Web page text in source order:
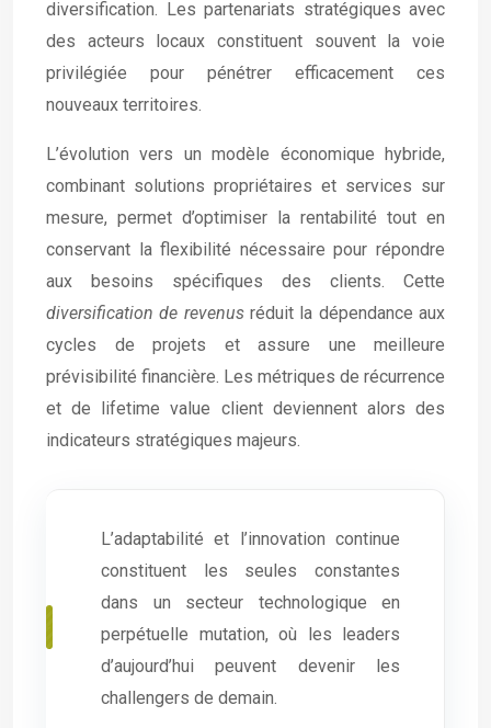
diversification. Les partenariats stratégiques avec
des acteurs locaux constituent souvent la voie
privilégiée pour pénétrer efficacement ces
nouveaux territoires.
L’évolution vers un modèle économique hybride,
combinant solutions propriétaires et services sur
mesure, permet d’optimiser la rentabilité tout en
conservant la flexibilité nécessaire pour répondre
aux besoins spécifiques des clients. Cette
diversification de revenusréduit la dépendance aux
cycles de projets et assure une meilleure
prévisibilité financière. Les métriques de récurrence
et de lifetime value client deviennent alors des
indicateurs stratégiques majeurs.
L’adaptabilité et l’innovation continue
constituent les seules constantes
dans un secteur technologique en
perpétuelle mutation, où les leaders
d’aujourd’hui peuvent devenir les
challengers de demain.